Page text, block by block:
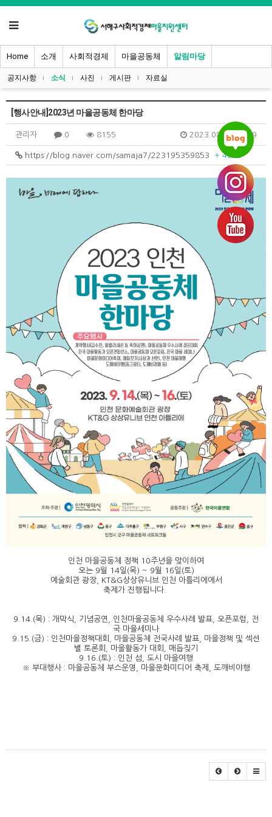
Home 소개 사회적경제 마을공동체 알림마당
공지사항 소식 사진 게시판 자료실
[행사안내]2023년 마을공동체 한마당
관리자 0 8155 2023.08.28 10:39
https://blog.naver.com/samaja7/223195359853 + 4372
인천 마을공동체 정책 10주년을 맞이하여
오는 9월 14일(목) ~ 9월 16일(토)
예술회관 광장, KT&G상상유니브 인천 아틀리에에서
축제가 진행됩니다.
9.14.(목) : 개막식, 기념공연, 인천마을공동체 우수사례 발표, 오픈포럼, 전
국 마을세미나
9.15.(금) : 인천마을정책대회, 마을공동체 전국사례 발표, 마을정책 및 섹션
별 토론회, 마을활동가 대회, 매듭짖기
9.16.(토) : 인천 섬, 도시 마을여행
※ 부대행사 : 마을공동체 부스운영, 마을문화미디어 축제, 도깨비야행